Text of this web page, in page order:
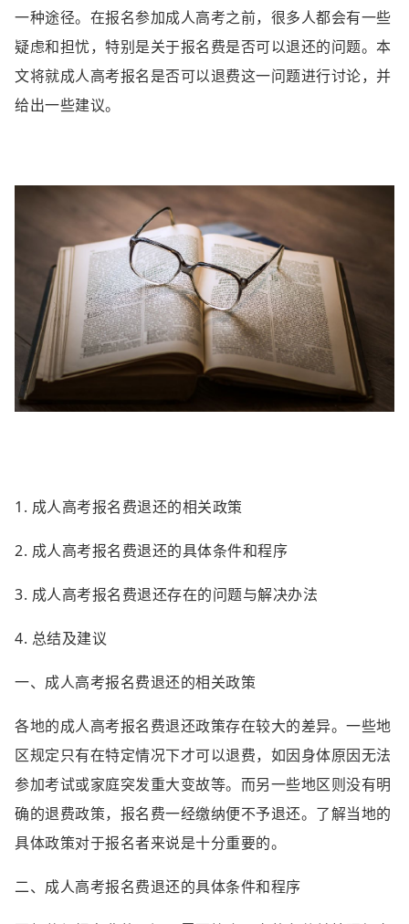
一种途径。在报名参加成人高考之前，很多人都会有一些
疑虑和担忧，特别是关于报名费是否可以退还的问题。本
文将就成人高考报名是否可以退费这一问题进行讨论，并
给出一些建议。
1. 成人高考报名费退还的相关政策
2. 成人高考报名费退还的具体条件和程序
3. 成人高考报名费退还存在的问题与解决办法
4. 总结及建议
一、成人高考报名费退还的相关政策
各地的成人高考报名费退还政策存在较大的差异。一些地
区规定只有在特定情况下才可以退费，如因身体原因无法
参加考试或家庭突发重大变故等。而另一些地区则没有明
确的退费政策，报名费一经缴纳便不予退还。了解当地的
具体政策对于报名者来说是十分重要的。
二、成人高考报名费退还的具体条件和程序